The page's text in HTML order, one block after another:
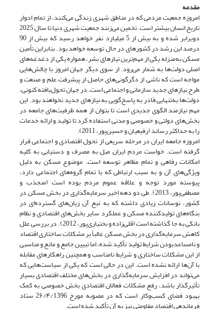
مقدمه
امروزه جمعیت مردمی که در مناطق شهری زندگی می‌کنند، از تمام ادوار
تاریخ انسان بیشتر است. تخمین می‌زنند جمعیت شهری دنیا تا سال 2025
دوبرابر شده و به بیش از 5 میلیارد نفر خواهد رسید که بیش از 90
درصد این رشد در کشورهای در حال توسعه خواهد بود. بنابراین تأمین
مسکن به‌منزله یکی از مهم‌ترین نیازهای بشر، همواره یکی از دغدغه‌های
اصلی دولت‌ها به شمار می‌رود. از سوی دیگر جهان امروز با چالش‌هایی
مواجه است که ناشی از دگرگونی‌های حاصل از پیشرفت علم و صنعت و
طرح نیازهای جدید سازمانی و اجتماعی است. در جهان تحول‌یافته کنونی،
دولت‌ها به‌تنهایی قادر به پاسخ‌گویی به نیازهای جدید نخواهند بود. این
مهم نیازمند الگوی جدیدی است تا بتوان از همه ظرفیت‌های جامعه در
بخش‌های دولتی و خصوصی و مدنی استفاده کرد تا تولید و ارائه خدمات
را به حداکثر رساند (رفیعیان و حسین‌پور، 2011).
امروزه جامعه ایران در مرحله سریعی از تحول اقتصادی و اجتماعی قرار
گرفته است. خواست مردم ایران میل به مصرف و دستیابی به کلیه
امکانات رفاهی و تمام مظاهر توسعه است. موضوع مسکن به دلیل
ویژگی‌های آن و به سبب ارتباطی که با تمام گروه‌های اجتماعی دارد،
پیوسته مورد توجه و علاقه عموم مردم بوده است (منجذب و
مصطفی‌پور، 2013). طی دو دهه اخیر سرمایه‌گذاری در بخش مسکن در
کشور، نوسانات زیادی داشته که به تبع آن زیان‌های گسترده‌ای در
بنگاه‌های تولیدکننده مسکن و عملکرد سایر بخش‌های اقتصادی و نظام
بانکی به جا گذاشته است (قلی‌زاده و بختیاری‌پور، 2012). در بررسی علل
کاهش سرمایه‌گذاری در بخش مسکن غالباً بر مشکلات ساختاری اقتصاد
و نامساعدبودن شرایط تولید تأکید شده، اما تبیین جامع و مانع و مناسبی
از این مشکلات ساختاری و شرایط نامناسب و همچنین راهکارهای مقابله
با آن‌ها ارائه نشده ‌است. این در حالی است که یکی از سیاست‌هایی که
می‌تواند در افزایش سرمایه‌گذاری در بخش‌های مختلف اقتصادی بسیار
تأثیرگذار باشد، رفع مشکلات فعالان اقتصادی بخش خصوصی به کمک
بهبود فضای کسب‌وکار است که در مصوبه مورخ 2۶/۴/1396 ستاد
فرماندهی اقتصاد مقاومتی نیز به آن تأکید شده است.